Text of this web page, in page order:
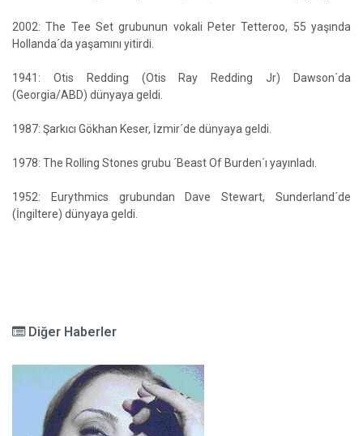
2002: The Tee Set grubunun vokali Peter Tetteroo, 55 yaşında
Hollanda´da yaşamını yitirdi.
1941: Otis Redding (Otis Ray Redding Jr) Dawson´da
(Georgia/ABD) dünyaya geldi.
1987: Şarkıcı Gökhan Keser, İzmir´de dünyaya geldi.
1978: The Rolling Stones grubu ´Beast Of Burden´ı yayınladı.
1952: Eurythmics grubundan Dave Stewart, Sunderland´de
(İngiltere) dünyaya geldi.
Diğer Haberler